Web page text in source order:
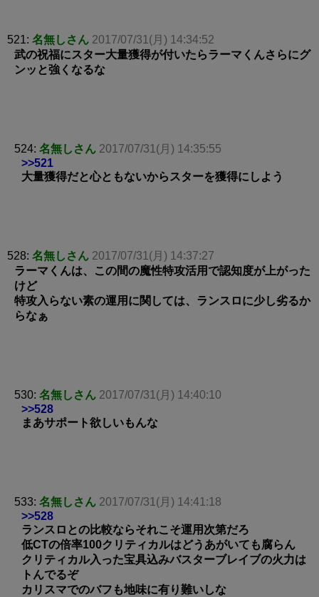
521: 名無しさん 2017/07/31(月) 14:34:52
武の祝福にスター大量獲得が付いたらラーマくんさらにグ
ンッと強くなるな
524: 名無しさん 2017/07/31(月) 14:35:55
>>521
大量獲得だと心ともないからスターを獲得にしよう
528: 名無しさん 2017/07/31(月) 14:37:27
ラーマくんは、この間の魔性特攻活用で認知度が上がった
けど
特攻入らない素の運用に関しては、ランスロに少し劣るか
らなぁ
530: 名無しさん 2017/07/31(月) 14:40:10
>>528
まあサポート欲しいもんな
533: 名無しさん 2017/07/31(月) 14:41:18
>>528
ランスロとの比較ならそれこそ運用次第だろ
低CTの倍率100クリティカルはどうあがいても腐らん
クリティカル入った宝具込みバスターブレイブの火力は
トんでるぞ
カリスマでのバフも地味に有り難いしな